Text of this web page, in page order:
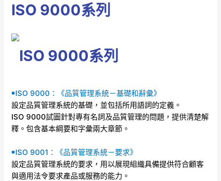
ISO 9000系列
￭ISO 9000：《品質管理系統－基礎和辭彙》
設定品質管理系統的基礎，並包括所用語詞的定義。
ISO 9000試圖針對專有名詞及品質管理的問題，提供清楚解
釋。包含基本綱要和字彙兩大章節。
￭ISO 9001：《品質管理系統－要求》
設定品質管理系統的要求，用以展現組織具備提供符合顧客
與適用法令要求產品或服務的能力。